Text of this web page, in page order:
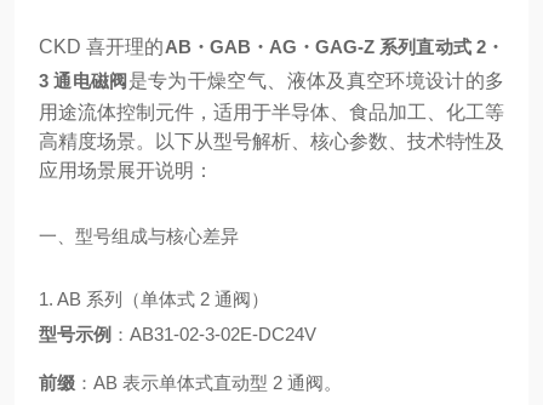
CKD 喜开理的AB・GAB・AG・GAG-Z 系列直动式 2・
3 通电磁阀是专为干燥空气、液体及真空环境设计的多
用途流体控制元件，适用于半导体、食品加工、化工等
高精度场景。以下从型号解析、核心参数、技术特性及
应用场景展开说明：
一、型号组成与核心差异
1. AB 系列（单体式 2 通阀）
型号示例 ：AB31-02-3-02E-DC24V
前缀 ：AB 表示单体式直动型 2 通阀。